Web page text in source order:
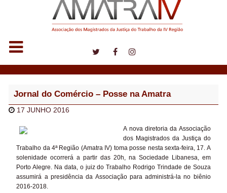
Jornal do Comércio – Posse na Amatra
17 JUNHO 2016
A nova diretoria da Associação
dos Magistrados da Justiça do
Trabalho da 4ª Região (Amatra IV) toma posse nesta sexta-feira, 17. A
solenidade ocorrerá a partir das 20h, na Sociedade Libanesa, em
Porto Alegre. Na data, o juiz do Trabalho Rodrigo Trindade de Souza
assumirá a presidência da Associação para administrá-la no biênio
2016-2018.